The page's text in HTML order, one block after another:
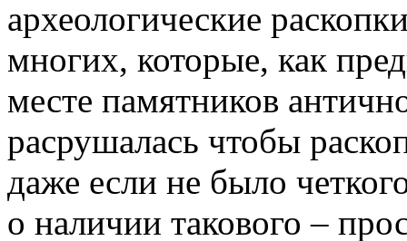
археологические
многих, которые, как
месте памятников
расрушалась чтобы
даже если не было
о наличии такового –